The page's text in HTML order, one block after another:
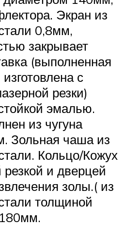
Экран из
0,8мм,
закрывает
(выполненная
с
резки)
эмалью.
из чугуна
Зольная чаша из
Кольцо/Кожух
резкой и дверцей
золы.( из
толщиной